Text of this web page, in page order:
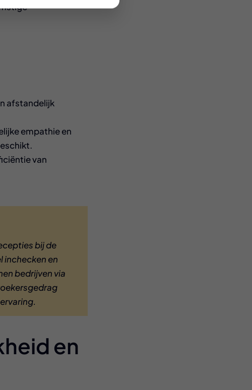
afstandelijk
empathie en
van
bij de
inchecken en
bedrijven via
en